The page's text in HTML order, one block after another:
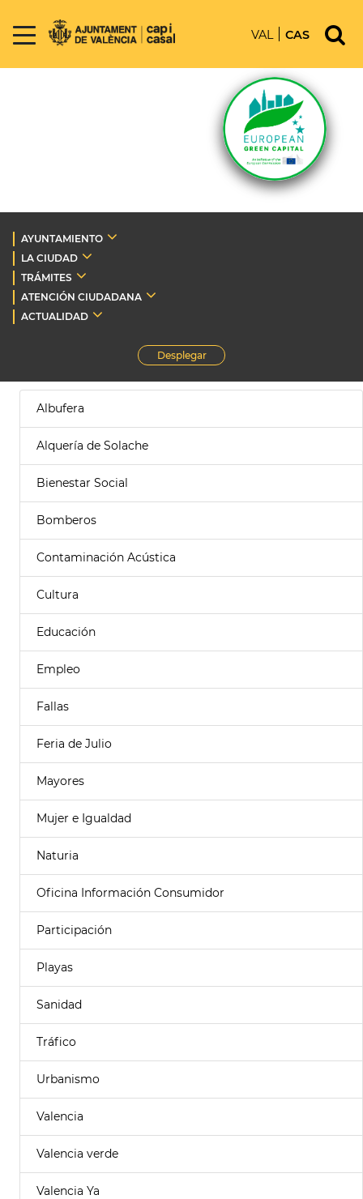
VAL CAS
AYUNTAMIENTO
LA CIUDAD
TRÁMITES
ATENCIÓN CIUDADANA
ACTUALIDAD
Desplegar
Albufera
Alquería de Solache
Bienestar Social
Bomberos
Contaminación Acústica
Cultura
Educación
Empleo
Fallas
Feria de Julio
Mayores
Mujer e Igualdad
Naturia
Oficina Información Consumidor
Participación
Playas
Sanidad
Tráfico
Urbanismo
Valencia
Valencia verde
Valencia Ya